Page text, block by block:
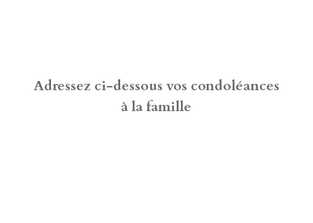
Adressez ci-dessous vos condoléances
à la famille